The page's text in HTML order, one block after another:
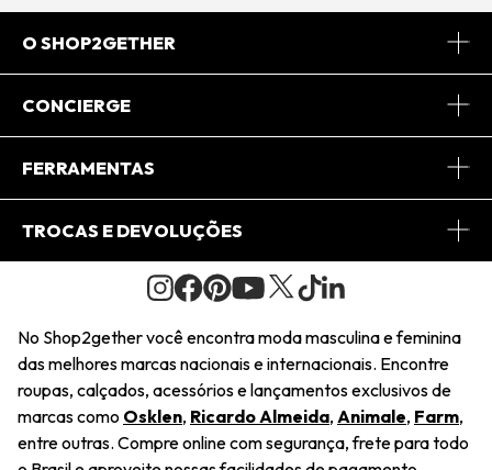
O SHOP2GETHER
Sobre Nós
Journal
Saiu na Mídia
Sustentabilidade
CONCIERGE
Central de Relacionamento
Regulamento e Promoções
FERRAMENTAS
Minha Conta
Pedido de Presente
Wishlist
TROCAS E DEVOLUÇÕES
Condições Gerais
Troca Fácil
Restituição de Pagamento
Dúvidas Frequentes
No Shop2gether você encontra moda masculina e feminina
das melhores marcas nacionais e internacionais. Encontre
roupas, calçados, acessórios e lançamentos exclusivos de
marcas como Osklen, Ricardo Almeida, Animale, Farm,
entre outras. Compre online com segurança, frete para todo